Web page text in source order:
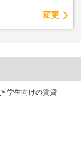
変更
> 学生向けの賃貸